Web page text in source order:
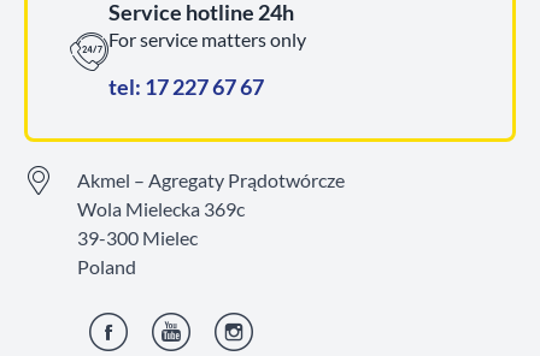
Service hotline 24h
For service matters only
tel: 17 227 67 67
Akmel – Agregaty Prądotwórcze
Wola Mielecka 369c
39-300 Mielec
Poland